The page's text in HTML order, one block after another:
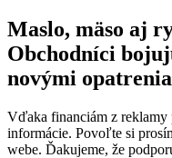
Maslo, mäso aj
Obchodníci
novými
Vďaka financiám z reklamy
informácie. Povoľte si
webe. Ďakujeme, že